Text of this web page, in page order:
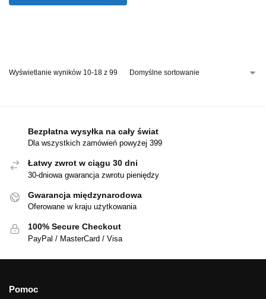
Wyświetlanie wyników 10-18 z 99
Bezpłatna wysyłka na cały świat
Dla wszystkich zamówień powyżej 399
Łatwy zwrot w ciągu 30 dni
30-dniowa gwarancja zwrotu pieniędzy
Gwarancja międzynarodowa
Oferowane w kraju użytkowania
100% Secure Checkout
PayPal / MasterCard / Visa
Pomoc